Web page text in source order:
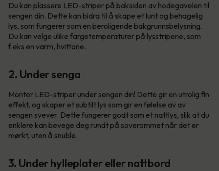
Du kan plassere LED-striper på baksiden av hodegavelen til
sengen din. Dette kan bidra til å skape et lunt og behagelig
lys, som fungerer som en beroligende bakgrunnsbelysning.
Du kan velge ulike fargetemperaturer på lysstripene, som
f.eks en varm, hvittone.
2. Under senga
Monter LED-striper under sengen din! Dette gir en utrolig fin
effekt, og skaper et subtilt lys som gir en følelse av av
sengen svever. Dette fungerer godt som et nattlys, slik at du
enklere kan bevege deg rundt på soverommet når det er
mørkt, uten å snuble.
3. Under hylleplater eller nattbord